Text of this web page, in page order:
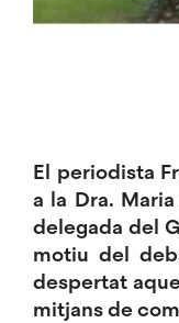
El periodista
a la Dra.
delegada del
motiu del
despertat
mitjans de